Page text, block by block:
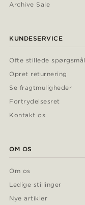
Archive Sale
KUNDESERVICE
Ofte stillede spørgsmål
Opret returnering
Se fragtmuligheder
Fortrydelsesret
Kontakt os
OM OS
Om os
Ledige stillinger
Nye artikler